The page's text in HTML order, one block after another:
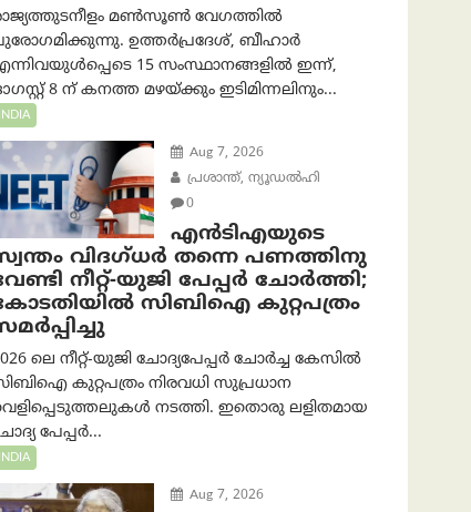
മൺസൂൺ വേഗത്തിൽ
ഉത്തർപ്രദേശ്, ബീഹാർ
15 സംസ്ഥാനങ്ങളിൽ ഇന്ന്,
8 ന് കനത്ത മഴയ്ക്കും ഇടിമിന്നലിനും...
INDIA
Aug 7, 2026
പ്രശാന്ത്, ന്യൂഡല്‍ഹി
0
എൻ‌ടി‌എയുടെ
വിദഗ്ധർ തന്നെ പണത്തിനു
നീറ്റ്-യു‌ജി പേപ്പർ ചോർത്തി;
സിബിഐ കുറ്റപത്രം
ലെ നീറ്റ്-യുജി ചോദ്യപേപ്പർ ചോർച്ച കേസിൽ
കുറ്റപത്രം നിരവധി സുപ്രധാന
നടത്തി. ഇതൊരു ലളിതമായ
പേപ്പർ...
INDIA
Aug 7, 2026